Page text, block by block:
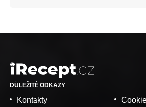
DŮLEŽITÉ ODKAZY
Kontakty